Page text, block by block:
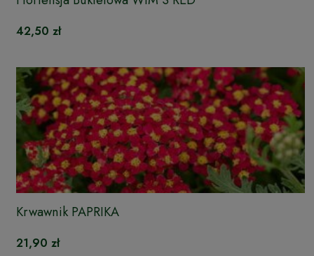
42,50 zł
Krwawnik PAPRIKA
21,90 zł